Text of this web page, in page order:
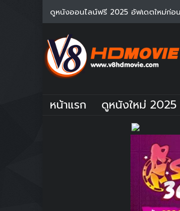
ดูหนังออนไลน์ฟรี 2025 อัฟเดตใหม่ก่อ
หน้าแรก ดูหนังใหม่ 2025